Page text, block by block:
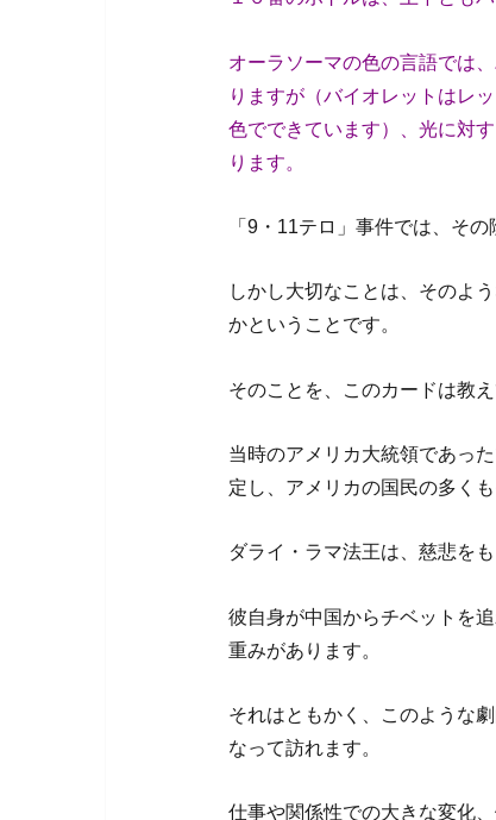
オーラソーマの色の言語では
りますが（バイオレットはレ
色でできています）、光に対
ります。
「9・11テロ」事件では、そ
しかし大切なことは、そのよ
かということです。
そのことを、このカードは教え
当時のアメリカ大統領であっ
定し、アメリカの国民の多く
ダライ・ラマ法王は、慈悲を
彼自身が中国からチベットを
重みがあります。
それはともかく、このような
なって訪れます。
仕事や関係性での大きな変化